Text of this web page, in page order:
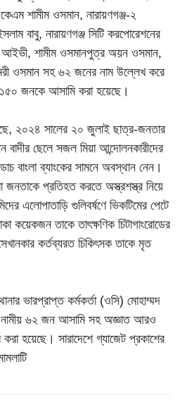
শামীম ওসমান, নারায়ণগঞ্জ-২
বাবু, নারায়ণগঞ্জ সিটি করপোরেশনের
আইভী, শামীম ওসমানপুত্র অয়ন ওসমান,
ওসমান সহ ৬২ জনের নাম উল্লেখ করে
জনকে আসামি করা হয়েছে।
২০২৪ সালের ২০ জুলাই ছাত্র-জনতার
বাদীর ছেলে সজল মিয়া আন্দোলনকারীদের
বাংলা ব্যাংকের সামনে অবস্থান নেন।
জনতাকে প্রতিহত করতে অস্ত্রশস্ত্র নিয়ে
এলোপাতাড়ি গুলিবর্ষণে ভিকটিমের পেটে
কয়েকজন তাকে তাৎক্ষণিক চিটাগাংরোডের
কর্তব্যরত চিকিৎসক তাকে মৃত
ভারপ্রাপ্ত কর্মকর্তা (ওসি) মোহাম্মদ
৬২ জন আসামি সহ অজ্ঞাত আরও
হয়েছে। সারাদেশে গ্যাজেট প্রকাশের